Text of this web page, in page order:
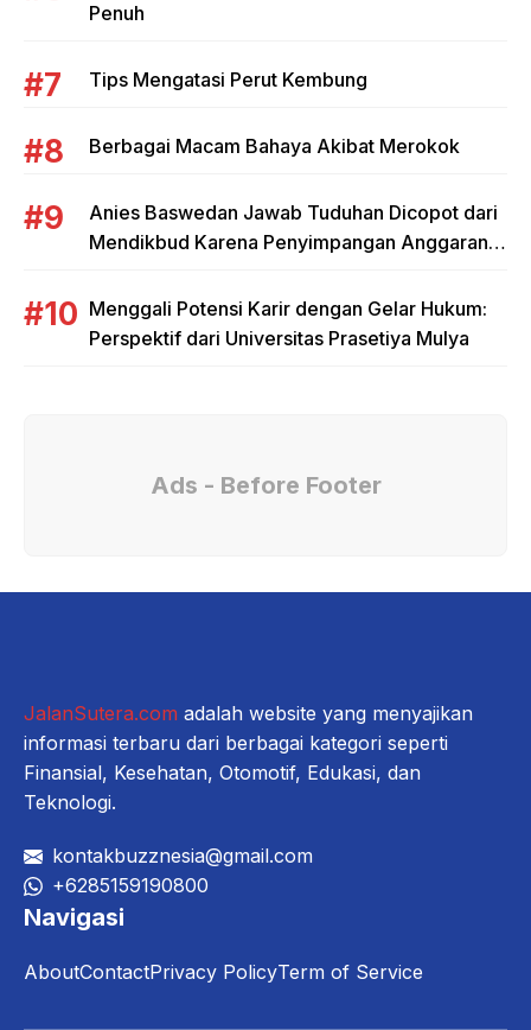
Penuh
Tips Mengatasi Perut Kembung
Berbagai Macam Bahaya Akibat Merokok
Anies Baswedan Jawab Tuduhan Dicopot dari
Mendikbud Karena Penyimpangan Anggaran
Menggali Potensi Karir dengan Gelar Hukum:
Perspektif dari Universitas Prasetiya Mulya
Ads - Before Footer
JalanSutera.com adalah website yang menyajikan
informasi terbaru dari berbagai kategori seperti
Finansial, Kesehatan, Otomotif, Edukasi, dan
Teknologi.
kontakbuzznesia@gmail.com
+6285159190800
Navigasi
AboutContactPrivacy PolicyTerm of Service